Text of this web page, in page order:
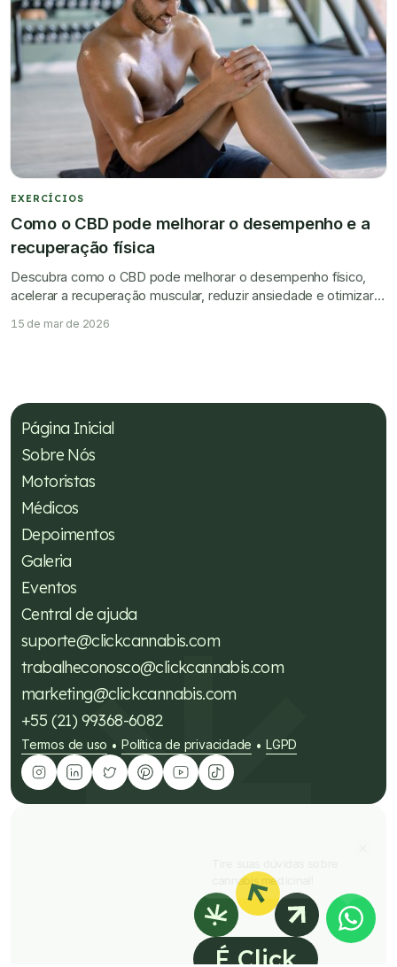
EXERCÍCIOS
Como o CBD pode melhorar o desempenho e a
recuperação física
Descubra como o CBD pode melhorar o desempenho físico,
acelerar a recuperação muscular, reduzir ansiedade e otimizar o
15 de mar de 2026
Página Inicial
Sobre Nós
Motoristas
Médicos
Depoimentos
Galeria
Eventos
Central de ajuda
suporte@clickcannabis.com
trabalheconosco@clickcannabis.com
marketing@clickcannabis.com
+55 (21) 99368-6082
Termos de uso • Política de privacidade • LGPD
É Click
cannabis medicinal!